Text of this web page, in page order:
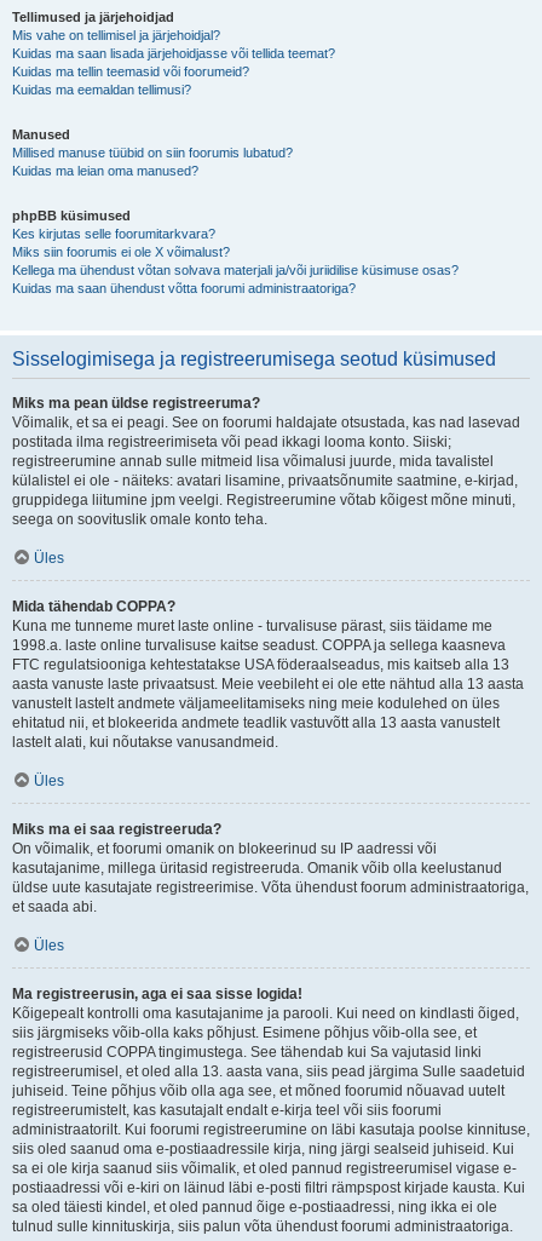
Tellimused ja järjehoidjad
Mis vahe on tellimisel ja järjehoidjal?
Kuidas ma saan lisada järjehoidjasse või tellida teemat?
Kuidas ma tellin teemasid või foorumeid?
Kuidas ma eemaldan tellimusi?
Manused
Millised manuse tüübid on siin foorumis lubatud?
Kuidas ma leian oma manused?
phpBB küsimused
Kes kirjutas selle foorumitarkvara?
Miks siin foorumis ei ole X võimalust?
Kellega ma ühendust võtan solvava materjali ja/või juriidilise küsimuse osas?
Kuidas ma saan ühendust võtta foorumi administraatoriga?
Sisselogimisega ja registreerumisega seotud küsimused
Miks ma pean üldse registreeruma?
Võimalik, et sa ei peagi. See on foorumi haldajate otsustada, kas nad lasevad
postitada ilma registreerimiseta või pead ikkagi looma konto. Siiski;
registreerumine annab sulle mitmeid lisa võimalusi juurde, mida tavalistel
külalistel ei ole - näiteks: avatari lisamine, privaatsõnumite saatmine, e-kirjad,
gruppidega liitumine jpm veelgi. Registreerumine võtab kõigest mõne minuti,
seega on soovituslik omale konto teha.
Üles
Mida tähendab COPPA?
Kuna me tunneme muret laste online - turvalisuse pärast, siis täidame me
1998.a. laste online turvalisuse kaitse seadust. COPPA ja sellega kaasneva
FTC regulatsiooniga kehtestatakse USA föderaalseadus, mis kaitseb alla 13
aasta vanuste laste privaatsust. Meie veebileht ei ole ette nähtud alla 13 aasta
vanustelt lastelt andmete väljameelitamiseks ning meie kodulehed on üles
ehitatud nii, et blokeerida andmete teadlik vastuvõtt alla 13 aasta vanustelt
lastelt alati, kui nõutakse vanusandmeid.
Üles
Miks ma ei saa registreeruda?
On võimalik, et foorumi omanik on blokeerinud su IP aadressi või
kasutajanime, millega üritasid registreeruda. Omanik võib olla keelustanud
üldse uute kasutajate registreerimise. Võta ühendust foorum administraatoriga,
et saada abi.
Üles
Ma registreerusin, aga ei saa sisse logida!
Kõigepealt kontrolli oma kasutajanime ja parooli. Kui need on kindlasti õiged,
siis järgmiseks võib-olla kaks põhjust. Esimene põhjus võib-olla see, et
registreerusid COPPA tingimustega. See tähendab kui Sa vajutasid linki
registreerumisel, et oled alla 13. aasta vana, siis pead järgima Sulle saadetuid
juhiseid. Teine põhjus võib olla aga see, et mõned foorumid nõuavad uutelt
registreerumistelt, kas kasutajalt endalt e-kirja teel või siis foorumi
administraatorilt. Kui foorumi registreerumine on läbi kasutaja poolse kinnituse,
siis oled saanud oma e-postiaadressile kirja, ning järgi sealseid juhiseid. Kui
sa ei ole kirja saanud siis võimalik, et oled pannud registreerumisel vigase e-
postiaadressi või e-kiri on läinud läbi e-posti filtri rämpspost kirjade kausta. Kui
sa oled täiesti kindel, et oled pannud õige e-postiaadressi, ning ikka ei ole
tulnud sulle kinnituskirja, siis palun võta ühendust foorumi administraatoriga.